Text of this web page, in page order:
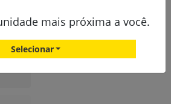
mais próxima a você.
Selecionar